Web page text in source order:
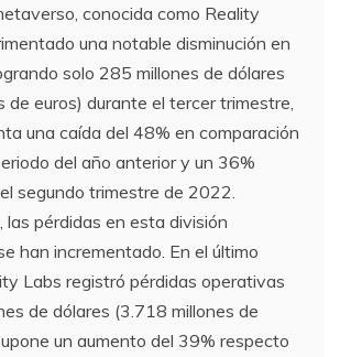
conocida como Reality
una notable disminución en
solo 285 millones de dólares
de euros) durante el tercer trimestre,
una caída del 48% en comparación
del año anterior y un 36%
segundo trimestre de 2022.
las pérdidas en esta división
han incrementado. En el último
Labs registró pérdidas operativas
de dólares (3.718 millones de
un aumento del 39% respecto